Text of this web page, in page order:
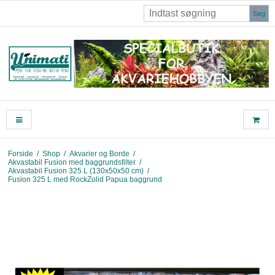
Søg
Forside / Shop / Akvarier og Borde /
Akvastabil Fusion med baggrundsfilter /
Akvastabil Fusion 325 L (130x50x50 cm) /
Fusion 325 L med RockZolid Papua baggrund